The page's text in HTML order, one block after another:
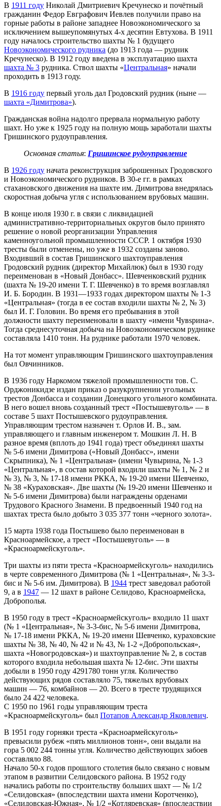
В 1911 году Николай Дмитриевич Кречунеско и почётный
гражданин Федор Евграфович Иевлев получили право на
горные работы в районе западнее Новоэкономического за
исключением вышеупомянутых 4-х десятин Евтухова. В 1911
году началось строительство шахты № 1 будущего
Новоэкономического рудника (до 1913 года — рудник
Кречунеско). В 1912 году введена в эксплуатацию шахта
шахта № 3 рудника. Ствол шахты «Центральная» начали
проходить в 1913 году.
В 1916 году первый уголь дал Гродовский рудник (ныне —
шахта «Димитрова»).
Гражданская война надолго прервала нормальную работу
шахт. Но уже к 1925 году на полную мощь заработали шахты
Гришинского рудоуправления.
Основная статья: Гришинское рудоуправление
В 1926 году начата реконструкция заброшенных Гродовского
и Новоэкономического рудников. В 30-е гг. в рамках
стахановского движения на шахте им. Димитрова внедрялась
скоростная добыча угля с использованием врубовых машин.
В конце июля 1930 г. в связи с ликвидацией
административно-территориальных округов было принято
решение о новой реорганизации Управления
каменноугольной промышленности СССР. 1 октября 1930
тресты были отменены, но уже в 1932 созданы заново.
Входивший в состав Гришинского шахтоуправления
Гродовский рудник (директор Михайлюк) был в 1930 году
переименован в «Новый Донбасс». Шевченковский рудник
(шахта № 19-20 имени Т. Г. Шевченко) в то время возглавлял
И. Б. Бородин. В 1931—1933 годах директором шахты № 1-3
«Центральная» (тогда в ее состав входили шахты № 2, № 3)
был И. Г. Головин. Во время его пребывания в этой
должности шахту переименовали в шахту «имени Чувsрина».
Тогда среднесуточная добыча на Новоэкономическом руднике
составляла 1410 тонн. На руднике работали 1970 человек.
На тот момент управляющим Гришинского шахтоуправления
был Овчинников.
В 1936 году Наркомом тяжелой промышленности тов. С.
Орджоникидзе издан приказ о разукрупнении угольных
трестов Донбасса и создании Донецкого угольного комбината.
В него вошел вновь созданный трест «Постышевуголь» — в
составе 5 шахт Постышевского рудоуправления.
Управляющим трестом назначен т. Орлов И. В., зам.
управляющего и главным инженером т. Мошкин Л. Н. В
разное время (вплоть до 1941 года) трест объединял шахты
№ 5-6 имени Димитрова («Новый Донбасс», имени
Скрыпника), № 1 «Центральная» (имени Чувырина, № 1-3
«Центральная», в состав которой входили шахты № 1, № 2 и
№ 3), № 3, № 17-18 имени РККА, № 19-20 имени Шевченко,
№ 38 «Кураховская». Две шахты (№ 19-20 имени Шевченко и
№ 5-6 имени Димитрова) были награждены орденами
Трудового Красного Знамени. В предвоенный 1940 год на
шахтах треста было добыто 3 035 377 тонн «черного золота».
15 марта 1938 года Постышево было переименован в
Красноармейское, а трест «Постышевуголь» — в
«Красноармейскуголь».
Три шахты из пяти треста «Красноармейскуголь» находились
в черте современного Димитрова (№ 1 «Центральная», № 3-3-
бис и № 5-6 им. Димитрова). В 1944 трест заведовал работой
9, а в 1947 — 12 шахт в районе Селидово, Красноармейска,
Доброполья.
В 1950 году в трест «Красноармейскуголь» входило 11 шахт
(№ 1 «Центральная», № 3-3-бис, № 5-6 имени Димитрова,
№ 17-18 имени РККА, № 19-20 имени Шевченко, кураховские
шахты № 38, № 40, № 42 и № 43, № 1-2 «Добропольская»,
шахта «Новогродовская») и шахтоуправление № 2, в состав
которого входила небольшая шахта № 12-бис. Эти шахты
добыли в 1950 году 4291780 тонн угля. Количество
действующих рядов составляло 75, тяжелых врубовых
машин — 76, комбайнов — 20. Всего в тресте трудящихся
было 24 422 человека.
С 1950 по 1961 годы управляющим треста
«Красноармейскуголь» был Потапов Александр Яковлевич.
В 1951 году горняки треста «Красноармейскуголь»
превысили рубеж «пять миллионов тонн», они выдали на
гора 5 002 244 тонны угля. Количество действующих забоев
составляло 88.
Начало 50-х годов прошлого столетия было связано с новым
этапом в развитии Селидовского района. В 1952 году
начались работы по строительству больших шахт — № 1/2
«Селидовская» (впоследствии шахта имени Коротченко),
«Селидовская-Южная», № 1/2 «Котляревская» (впоследствии